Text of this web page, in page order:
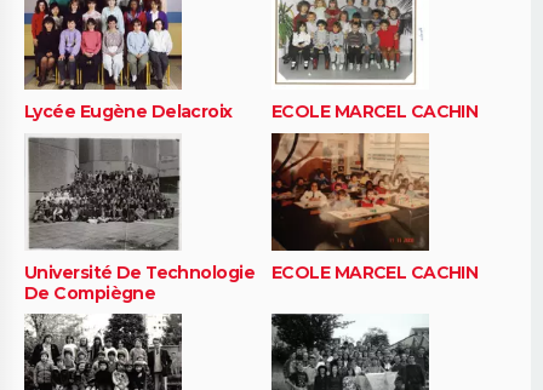
Lycée Eugène Delacroix ECOLE MARCEL CACHIN
Université De Technologie
De Compiègne
ECOLE MARCEL CACHIN